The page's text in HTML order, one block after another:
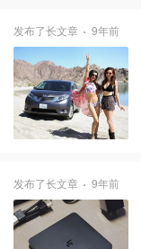
发布了长文章 9年前
发布了长文章 9年前